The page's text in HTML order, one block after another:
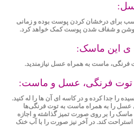
برای درخشان کردن پوست بوده و زمانی
روشن و شفاف شدن پوست کمک خواهد کرد.
ی این ماسک:
‌فرنگی، ماست به همراه عسل نیازمندید.
توت فرنگی، عسل و ماست:
را جدا کرده و در کاسه ای آن ها را له کنید.
را به همراه ماست به توت ‌فرنگی‌ها
ماسک را بر روی صورت تمیز گذاشته و اجازه
مدت۱۰ تا ۱۵ دقیقه استراحت کند. در آخر نیز صورت را با آب خنک